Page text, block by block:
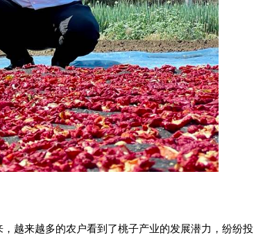
越来越多的农户看到了桃子产业的发展潜力，纷纷投